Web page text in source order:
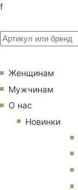
f
Женщинам
Мужчинам
О нас
Новинки